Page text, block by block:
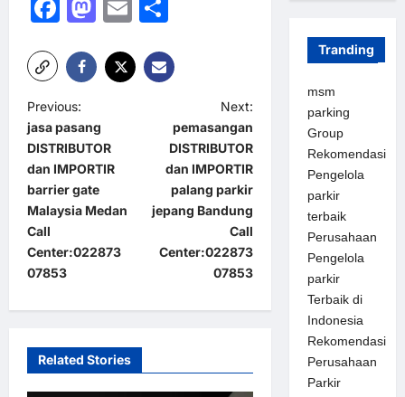
Facebook
Mastodon
Email
P
o
s
t
n
a
v
i
t
Previous:
jasa pasang
DISTRIBUTOR
dan IMPORTIR
barrier gate
Malaysia Medan
Call
Center:022873
07853
Next:
pemasangan
DISTRIBUTOR
dan IMPORTIR
palang parkir
jepang Bandung
Call
Center:022873
07853
Related Stories
Tranding
msm
parking
Group
Rekomendasi
Pengelola
parkir
terbaik
Perusahaan
Pengelola
parkir
Terbaik di
Indonesia
Rekomendasi
Perusahaan
Parkir